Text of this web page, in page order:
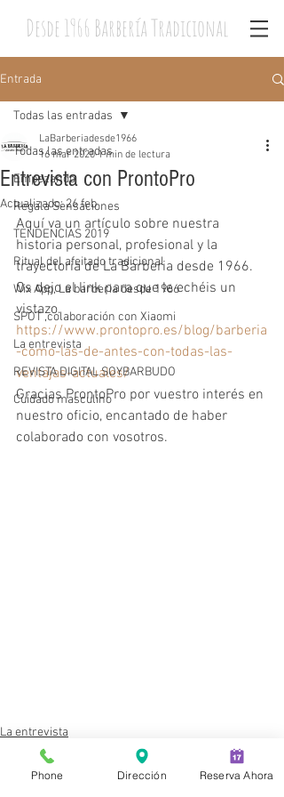
Desde 1966 Barbería Tradicional
Entrada
Todas las entradas
Empezando
Regala Sensaciones
TENDENCIAS 2019
Ritual del afeitado tradicional
Wix App, La barberia desde 1966
SPOT ,colaboración con Xiaomi
La entrevista
REVISTA DIGITAL SOYBARBUDO
Cuidado masculino
Todas las entradas
Entrevista con ProntoPro
LaBarberiadesde1966
16 mar 2020 1 min de lectura
Actualizado:26 feb
Aquí va un artículo sobre nuestra
historia personal, profesional y la
trayectoria de La Barberia desde 1966.
Os dejo el link para que le echéis un
vistazo.
https://www.prontopro.es/blog/barberia
-como-las-de-antes-con-todas-las-
ventajas-actuales/
Gracias ProntoPro por vuestro interés en
nuestro oficio, encantado de haber
colaborado con vosotros.
La entrevista
Phone Dirección Reserva Ahora